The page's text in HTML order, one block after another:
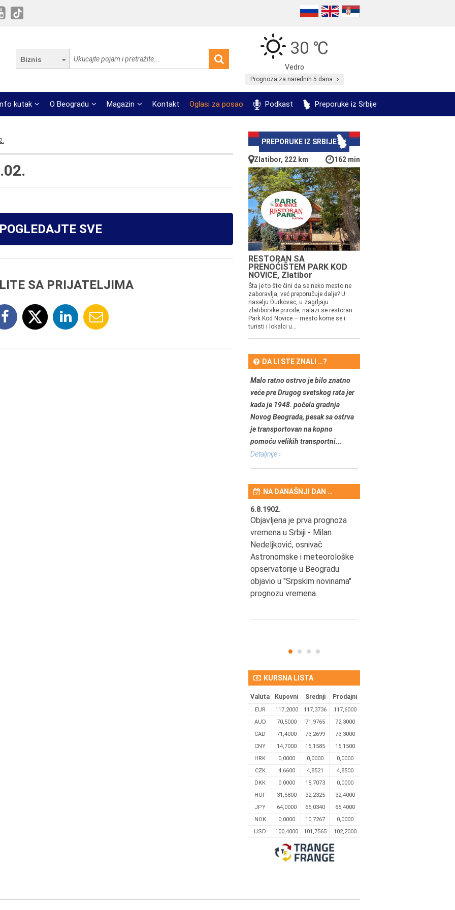
Biznis
30 ℃
Vedro
Prognoza za narednih 5 dana
kutak O Beogradu Magazin Kontakt Oglasi za posao Podkast Preporuke iz Srbije
SVE
SA PRIJATELJIMA
PREPORUKE IZ SRBIJE
Zlatibor, 222 km 162 min
RESTORAN SA
PRENOĆIŠTEM PARK KOD
NOVICE, Zlatibor
Šta je to što čini da se neko mesto ne
zaboravlja, već preporučuje dalje? U
naselju Đurkovac, u zagrljaju
zlatiborske prirode, nalazi se restoran
Park Kod Novice – mesto kome se i
turisti i lokalci u...
DA LI STE ZNALI …?
Malo ratno ostrvo je bilo znatno
veće pre Drugog svetskog rata jer
kada je 1948. počela gradnja
Novog Beograda, pesak sa ostrva
je transportovan na kopno
pomoću velikih transportni...
Detaljnije ›
NA DANAŠNJI DAN …
6.8.1902.
Objavljena je prva prognoza
vremena u Srbiji - Milan
Nedeljković, osnivač
Astronomske i meteorološke
opservatorije u Beogradu
objavio u "Srpskim novinama"
prognozu vremena.
KURSNA LISTA
Valuta Kupovni Srednji Prodajni
EUR 117,2000 117,3736
117,6000
AUD
70,5000 71,9765
72,3000
CAD
71,4000 73,2699
73,3000
CNY
14,7000 15,1585
15,1500
HRK
0,0000 0,0000
0,0000
CZK
4,6600 4,8521
4,8500
DKK
0.0000 15,7073
0,0000
HUF
31,5800 32,2325
32,4000
JPY
64,0000 65,0340
65,4000
NOK
0,0000 10,7267
0,0000
USD
100,4000 101,7565 102,2000